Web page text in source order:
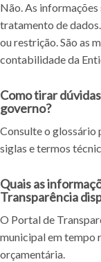
Não. As
tratamento de
ou restrição. São as
contabilidade da
Como tirar
governo?
Consulte o glossário
siglas e termos
Quais as
Transparência
O Portal de
municipal em tempo
orçamentária.